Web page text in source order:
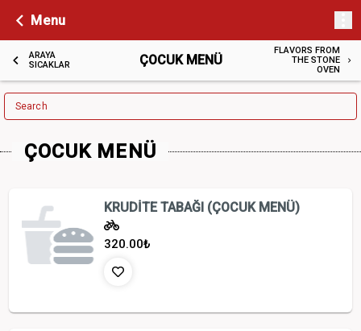
Menu
ARAYA
SICAKLAR
ÇOCUK MENÜ
FLAVORS FROM
THE STONE
OVEN
Search
ÇOCUK MENÜ
KRUDİTE TABAĞI (ÇOCUK MENÜ)
320.00₺